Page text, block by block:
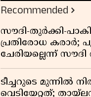
Recommended
സൗദി-തുർക്കി-
പ്രതിരോധ
ചേരിയല്ലെന്ന്
വിമർശനവുമായി
ടീച്ചറുടെ മുന്നിൽ
വെടിയേറ്റത്;